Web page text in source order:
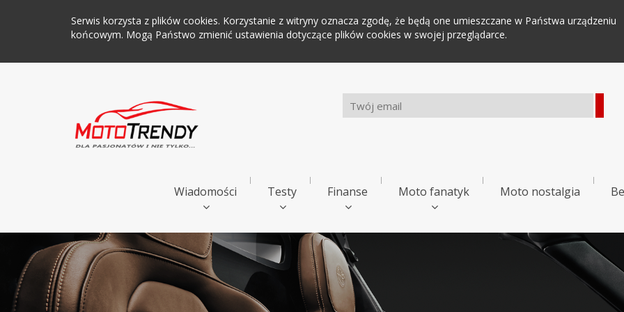
Serwis korzysta z plików cookies. Korzystanie z witryny oznacza zgodę, że będą one umieszczane w Państwa urządzeniu
końcowym. Mogą Państwo zmienić ustawienia dotyczące plików cookies w swojej przeglądarce.
Wiadomości Testy Finanse Moto fanatyk Moto nostalgia